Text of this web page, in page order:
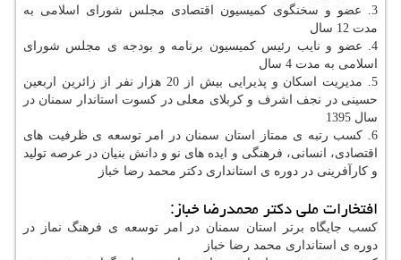
3. عضو و سخنگوی کمیسیون اقتصادی مجلس شورای اسلامی به
مدت 12 سال
4. عضو و نایب رئیس کمیسیون برنامه و بودجه ی مجلس شورای
اسلامی به مدت 4 سال
5. مدیریت اسکان و پذیرایی بیش از 20 هزار نفر از زائرین اربعین
حسینی در نجف اشرف و کربلای معلی در کسوت استاندار سمنان در
سال 1395
6. کسب رتبه ی ممتاز استان سمنان در امر توسعه ی ظرفیت های
اقتصادی، انسانی، فرهنگی و ایده های نو و دانش بنیان در عرصه تولید
و کارآفرینی در دوره ی استانداری دکتر محمد رضا خباز
افتخارات ملی دکتر محمدرضا خباز:
كسب جایگاه برتر استان سمنان در امر توسعه ی فرهنگ نماز در
دوره ی استانداری محمد رضا خباز